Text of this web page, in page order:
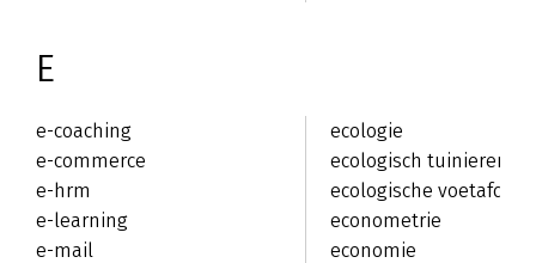
E
e-coaching
e-commerce
e-hrm
e-learning
e-mail
ecologie
ecologisch tuinieren
ecologische voetafdruk
econometrie
economie